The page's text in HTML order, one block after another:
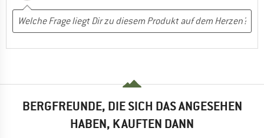
BERGFREUNDE, DIE SICH DAS ANGESEHEN
HABEN, KAUFTEN DANN